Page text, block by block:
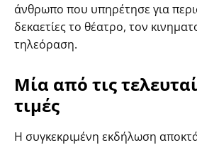
άνθρωπο που υπηρέτησε για
δεκαετίες το θέατρο, τον
τηλεόραση.
Μία από τις
τιμές
Η συγκεκριμένη εκδήλωση